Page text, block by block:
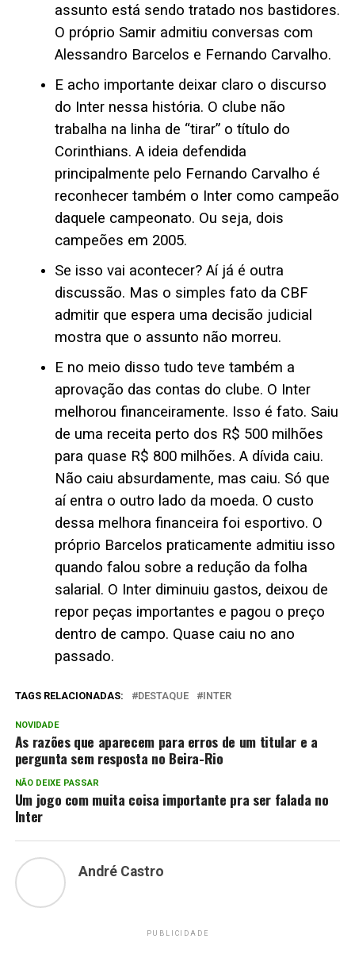
assunto está sendo tratado nos bastidores.
O próprio Samir admitiu conversas com
Alessandro Barcelos e Fernando Carvalho.
E acho importante deixar claro o discurso
do Inter nessa história. O clube não
trabalha na linha de “tirar” o título do
Corinthians. A ideia defendida
principalmente pelo Fernando Carvalho é
reconhecer também o Inter como campeão
daquele campeonato. Ou seja, dois
campeões em 2005.
Se isso vai acontecer? Aí já é outra
discussão. Mas o simples fato da CBF
admitir que espera uma decisão judicial
mostra que o assunto não morreu.
E no meio disso tudo teve também a
aprovação das contas do clube. O Inter
melhorou financeiramente. Isso é fato. Saiu
de uma receita perto dos R$ 500 milhões
para quase R$ 800 milhões. A dívida caiu.
Não caiu absurdamente, mas caiu. Só que
aí entra o outro lado da moeda. O custo
dessa melhora financeira foi esportivo. O
próprio Barcelos praticamente admitiu isso
quando falou sobre a redução da folha
salarial. O Inter diminuiu gastos, deixou de
repor peças importantes e pagou o preço
dentro de campo. Quase caiu no ano
passado.
TAGS RELACIONADAS: DESTAQUE INTER
NOVIDADE
As razões que aparecem para erros de um titular e a
pergunta sem resposta no Beira-Rio
NÃO DEIXE PASSAR
Um jogo com muita coisa importante pra ser falada no
Inter
André Castro
PUBLICIDADE